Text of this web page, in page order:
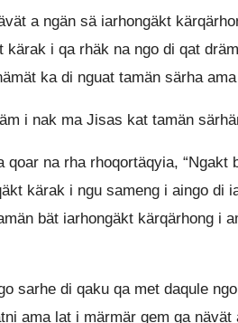
a ngän sä iarhongäkt
i qa rhäk na ngo di qat
ka di nguat tamän särha
i nak ma Jisas kat tamän
na rha rhoqortäqyia, “Ngakt
kärak i ngu sameng i aingo di
bät iarhongäkt kärqärhong i
sarhe di qaku qa met daqule
ama lat i märmär gem ga nävät